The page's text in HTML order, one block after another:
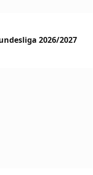
2026/2027